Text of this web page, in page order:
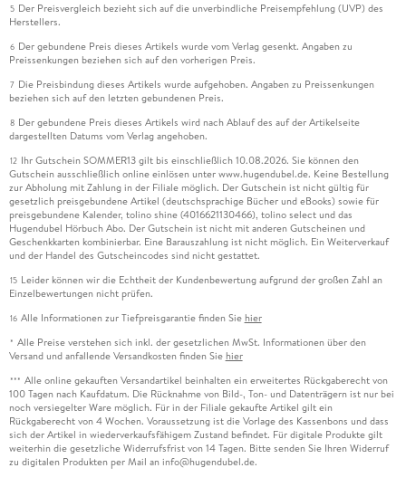
5 Der Preisvergleich bezieht sich auf die unverbindliche Preisempfehlung (UVP) des
Herstellers.
6 Der gebundene Preis dieses Artikels wurde vom Verlag gesenkt. Angaben zu
Preissenkungen beziehen sich auf den vorherigen Preis.
7 Die Preisbindung dieses Artikels wurde aufgehoben. Angaben zu Preissenkungen
beziehen sich auf den letzten gebundenen Preis.
8 Der gebundene Preis dieses Artikels wird nach Ablauf des auf der Artikelseite
dargestellten Datums vom Verlag angehoben.
12 Ihr Gutschein SOMMER13 gilt bis einschließlich 10.08.2026. Sie können den
Gutschein ausschließlich online einlösen unter www.hugendubel.de. Keine Bestellung
zur Abholung mit Zahlung in der Filiale möglich. Der Gutschein ist nicht gültig für
gesetzlich preisgebundene Artikel (deutschsprachige Bücher und eBooks) sowie für
preisgebundene Kalender, tolino shine (4016621130466), tolino select und das
Hugendubel Hörbuch Abo. Der Gutschein ist nicht mit anderen Gutscheinen und
Geschenkkarten kombinierbar. Eine Barauszahlung ist nicht möglich. Ein Weiterverkauf
und der Handel des Gutscheincodes sind nicht gestattet.
15 Leider können wir die Echtheit der Kundenbewertung aufgrund der großen Zahl an
Einzelbewertungen nicht prüfen.
16 Alle Informationen zur Tiefpreisgarantie finden Sie hier
* Alle Preise verstehen sich inkl. der gesetzlichen MwSt. Informationen über den
Versand und anfallende Versandkosten finden Sie hier
*** Alle online gekauften Versandartikel beinhalten ein erweitertes Rückgaberecht von
100 Tagen nach Kaufdatum. Die Rücknahme von Bild-, Ton- und Datenträgern ist nur bei
noch versiegelter Ware möglich. Für in der Filiale gekaufte Artikel gilt ein
Rückgaberecht von 4 Wochen. Voraussetzung ist die Vorlage des Kassenbons und dass
sich der Artikel in wiederverkaufsfähigem Zustand befindet. Für digitale Produkte gilt
weiterhin die gesetzliche Widerrufsfrist von 14 Tagen. Bitte senden Sie Ihren Widerruf
zu digitalen Produkten per Mail an info@hugendubel.de.